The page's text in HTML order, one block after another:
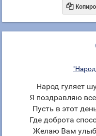

Народ гуляет
Я поздравляю
Пусть в этот
Где доброта
Желаю Вам